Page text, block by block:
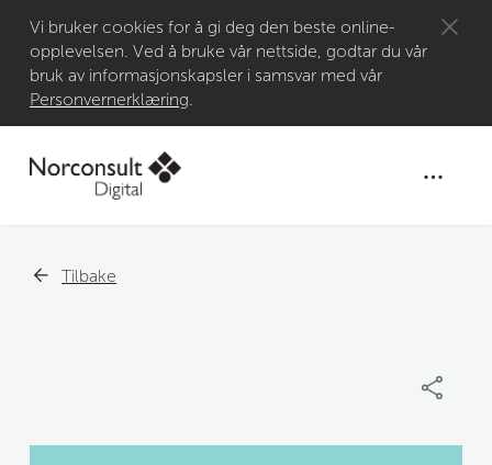
Gå til
hovedinnhold
Vi bruker cookies for å gi deg den beste online-
opplevelsen. Ved å bruke vår nettside, godtar du vår
bruk av informasjonskapsler i samsvar med vår
Personvernerklæring
Tilbake